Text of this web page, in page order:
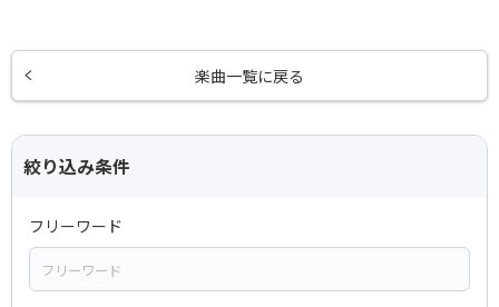
楽曲一覧に戻る
絞り込み条件
フリーワード